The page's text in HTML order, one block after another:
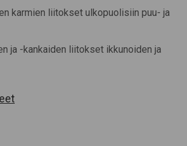
karmien liitokset ulkopuolisiin puu- ja
ja -kankaiden liitokset ikkunoiden ja